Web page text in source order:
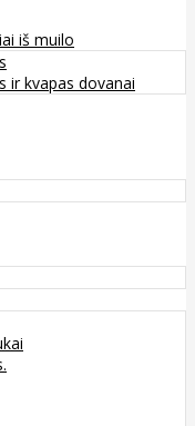
iš muilo
ir kvapas dovanai